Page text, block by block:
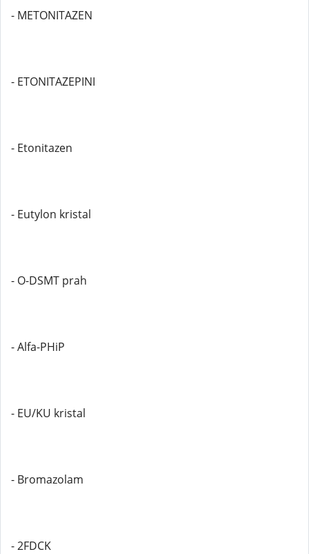
- METONITAZEN
- ETONITAZEPINI
- Etonitazen
- Eutylon kristal
- O-DSMT prah
- Alfa-PHiP
- EU/KU kristal
- Bromazolam
- 2FDCK